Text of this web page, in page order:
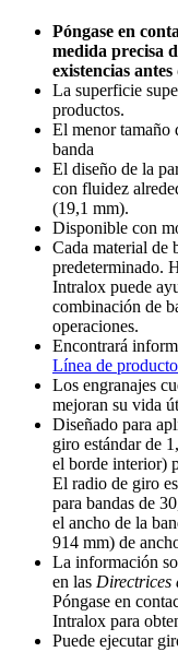
Póngase en
medida precisa
existencias
La superficie
productos.
El menor tamaño
banda
El diseño de la
con fluidez
(19,1 mm).
Disponible con
Cada material de
predeterminado.
Intralox puede
combinación de
operaciones.
Encontrará
Línea de
Los engranajes
mejoran su vida
Diseñado para
giro estándar de
el borde interior)
El radio de giro
para bandas de
el ancho de la
914 mm) de
La información
en las Directrices
Póngase en
Intralox para
Puede ejecutar